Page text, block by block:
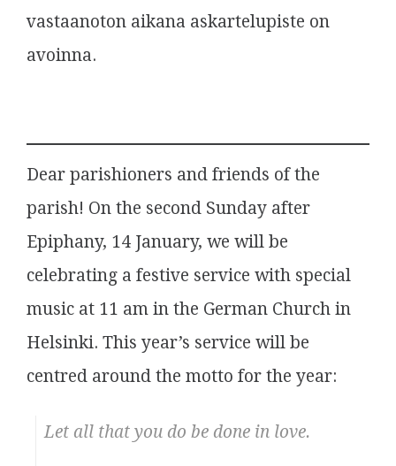
vastaanoton aikana askartelupiste on
avoinna.
Dear parishioners and friends of the
parish! On the second Sunday after
Epiphany, 14 January, we will be
celebrating a festive service with special
music at 11 am in the German Church in
Helsinki. This year’s service will be
centred around the motto for the year:
Let all that you do be done in love.